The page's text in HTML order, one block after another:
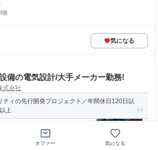
個
気になる
備の電気設計/大手メーカー勤務!
式会社
ィの先行開発プロジェクト／年間休日120日以
上
県湖西市新居町新居
円
オファー 気になる